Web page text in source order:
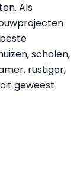
Als
scholen,
rustiger,
geweest